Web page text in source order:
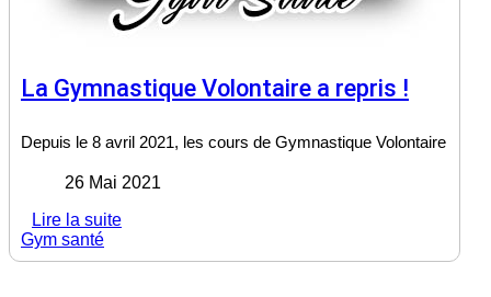
La Gymnastique Volontaire a repris !
Depuis le 8 avril 2021, les cours de Gymnastique Volontaire
26 Mai 2021
Lire la suite
Gym santé